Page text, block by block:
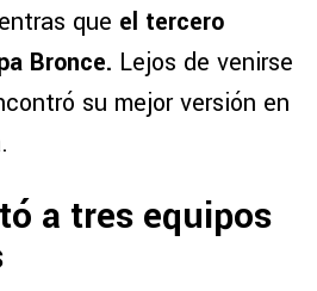
que el tercero
Bronce. Lejos de venirse
su mejor versión en
a tres equipos